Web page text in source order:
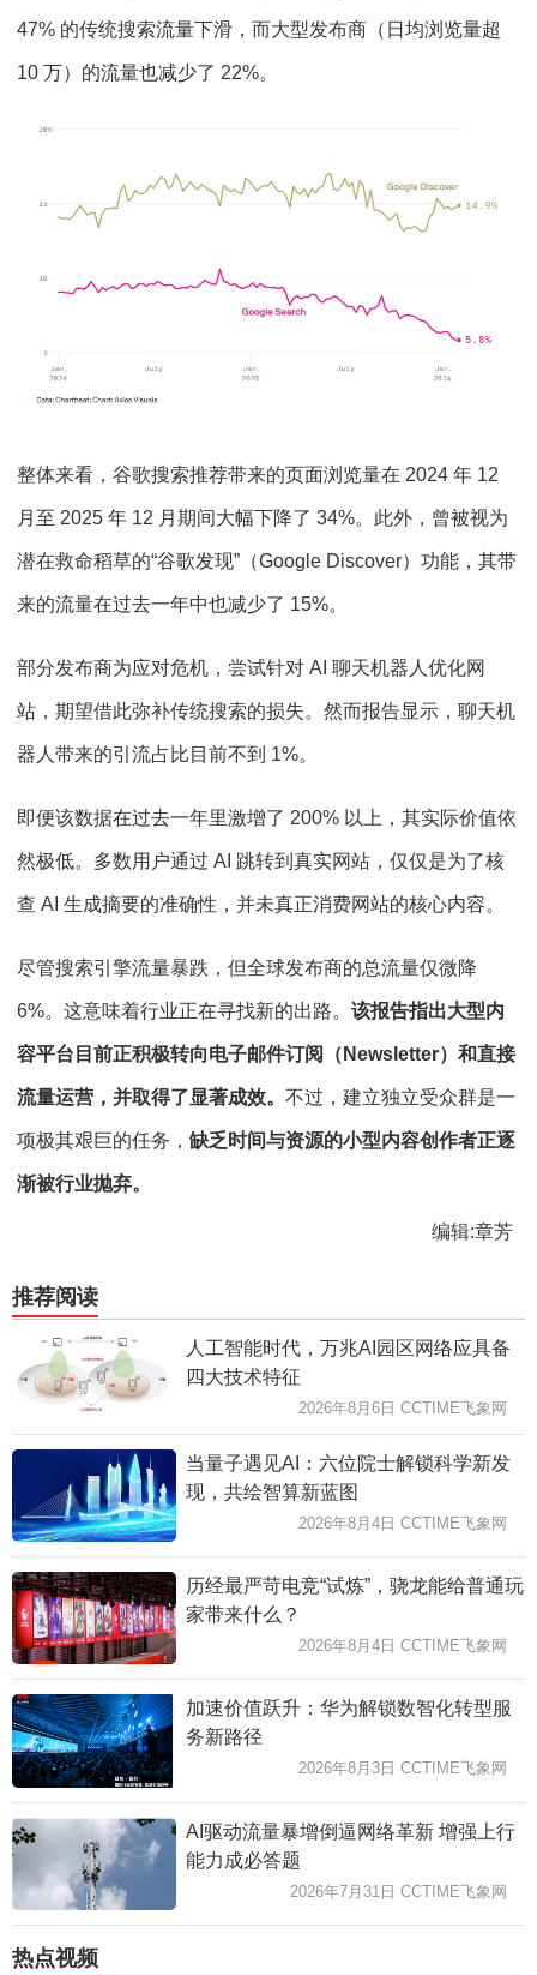
47% 的传统搜索流量下滑，而大型发布商（日均浏览量超
10 万）的流量也减少了 22%。
整体来看，谷歌搜索推荐带来的页面浏览量在 2024 年 12
月至 2025 年 12 月期间大幅下降了 34%。此外，曾被视为
潜在救命稻草的“谷歌发现”（Google Discover）功能，其带
来的流量在过去一年中也减少了 15%。
部分发布商为应对危机，尝试针对 AI 聊天机器人优化网
站，期望借此弥补传统搜索的损失。然而报告显示，聊天机
器人带来的引流占比目前不到 1%。
即便该数据在过去一年里激增了 200% 以上，其实际价值依
然极低。多数用户通过 AI 跳转到真实网站，仅仅是为了核
查 AI 生成摘要的准确性，并未真正消费网站的核心内容。
尽管搜索引擎流量暴跌，但全球发布商的总流量仅微降
6%。这意味着行业正在寻找新的出路。 该报告指出大型内
容平台目前正积极转向电子邮件订阅（Newsletter）和直接
流量运营，并取得了显著成效。 不过，建立独立受众群是一
项极其艰巨的任务， 缺乏时间与资源的小型内容创作者正逐
渐被行业抛弃。
编辑:章芳
推荐阅读
人工智能时代，万兆AI园区网络应具备
四大技术特征
2026年8月6日 CCTIME飞象网
当量子遇见AI：六位院士解锁科学新发
现，共绘智算新蓝图
2026年8月4日 CCTIME飞象网
历经最严苛电竞“试炼”，骁龙能给普通玩
家带来什么？
2026年8月4日 CCTIME飞象网
加速价值跃升：华为解锁数智化转型服
务新路径
2026年8月3日 CCTIME飞象网
AI驱动流量暴增倒逼网络革新 增强上行
能力成必答题
2026年7月31日 CCTIME飞象网
热点视频